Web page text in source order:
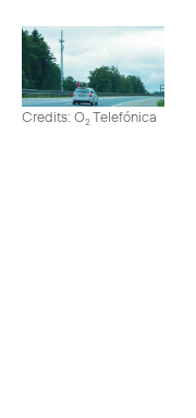
Credits: O2Telefónica